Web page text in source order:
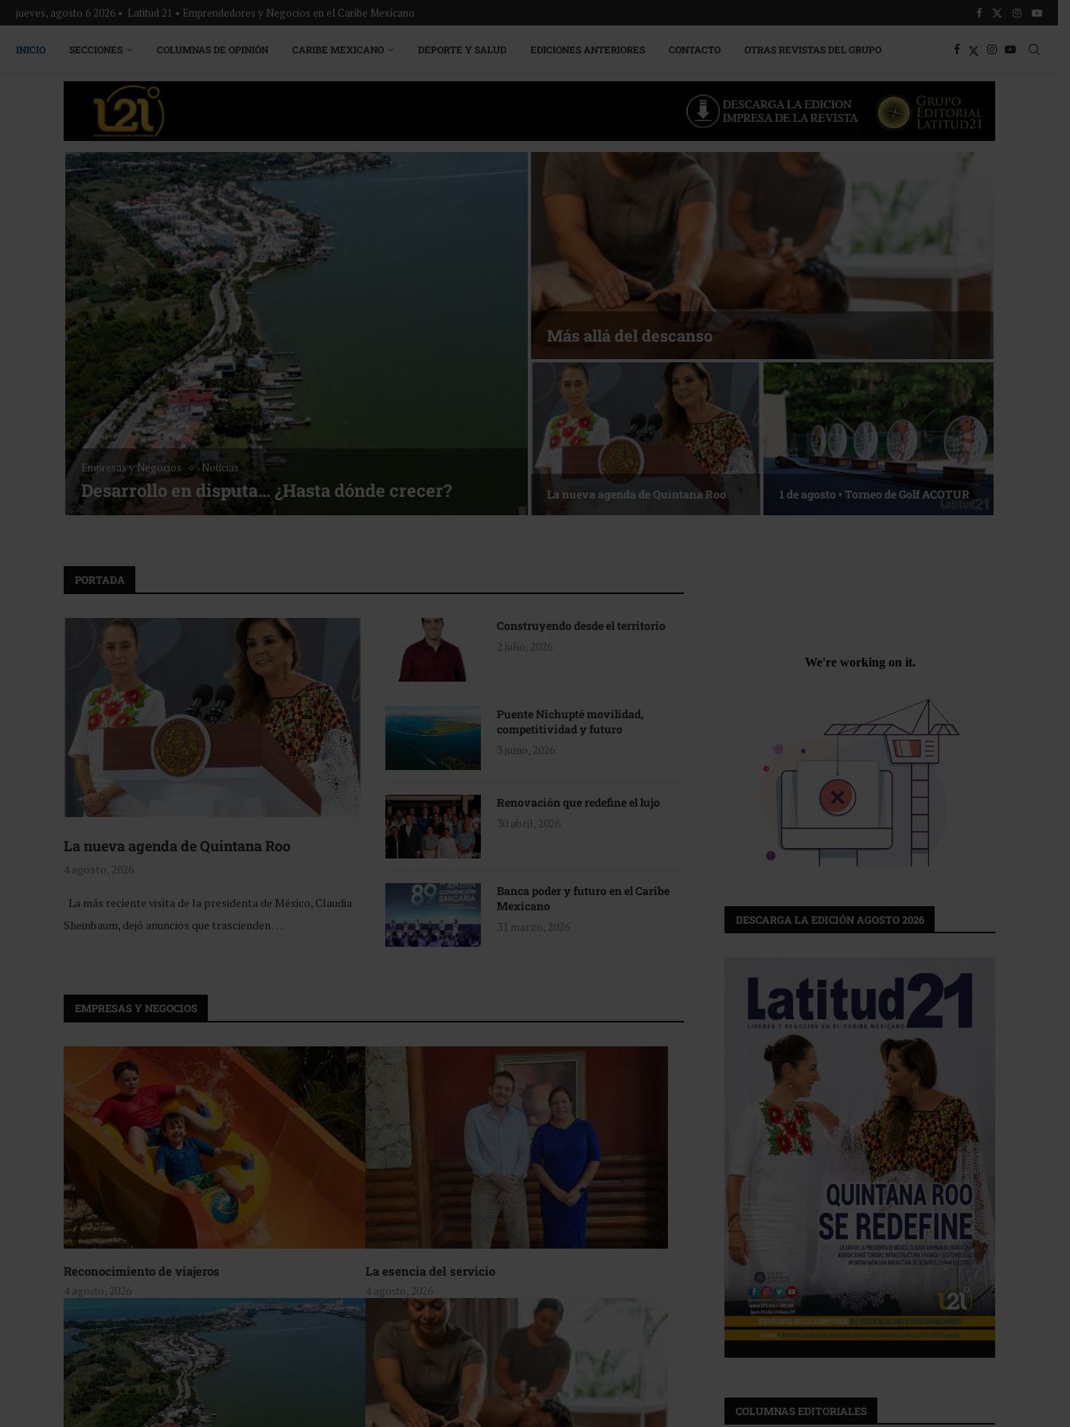
jueves, agosto 6 2026 • Latitud 21 • Emprendedores y Negocios en el Caribe Mexicano
INICIO SECCIONES COLUMNAS DE OPINIÓN CARIBE MEXICANO DEPORTE Y SALUD EDICIONES ANTERIORES CONTACTO OTRAS REVISTAS DEL GRUPO
Noticias
Bottega, un viaje servido a la mesa
Energía que Impulsa la competitividad
Reconocimiento de viajeros La esencia del servicio
PORTADA
La nueva agenda de Quintana Roo
4 agosto, 2026
La más reciente visita de la presidenta de México, Claudia
Sheinbaum, dejó anuncios que trascienden …
Construyendo desde el territorio
2 julio, 2026
Puente Nichupté movilidad,
competitividad y futuro
3 junio, 2026
Renovación que redefine el lujo
30 abril, 2026
Banca poder y futuro en el Caribe
Mexicano
31 marzo, 2026
EMPRESAS Y NEGOCIOS
Reconocimiento de viajeros
4 agosto, 2026
La esencia del servicio
4 agosto, 2026
DESCARGA LA EDICIÓN AGOSTO 2026
COLUMNAS EDITORIALES